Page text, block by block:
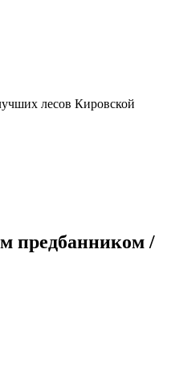
лесов Кировской
предбанником /